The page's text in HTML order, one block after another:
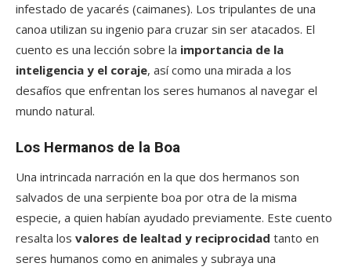
infestado de yacarés (caimanes). Los tripulantes de una
canoa utilizan su ingenio para cruzar sin ser atacados. El
cuento es una lección sobre la importancia de la
inteligencia y el coraje, así como una mirada a los
desafíos que enfrentan los seres humanos al navegar el
mundo natural.
Los Hermanos de la Boa
Una intrincada narración en la que dos hermanos son
salvados de una serpiente boa por otra de la misma
especie, a quien habían ayudado previamente. Este cuento
resalta los valores de lealtad y reciprocidad tanto en
seres humanos como en animales y subraya una